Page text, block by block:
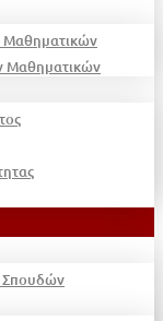
Μαθηματικών
Μαθηματικών
Σπουδών